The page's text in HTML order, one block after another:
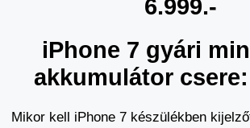
6.999.-
iPhone 7 gyári
akkumulátor csere:
Mikor kell iPhone 7 készülékben